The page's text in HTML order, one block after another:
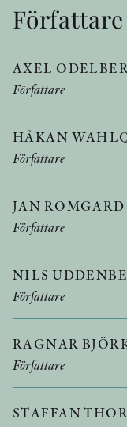
Författare
AXEL
Författare
HÅKAN
Författare
JAN ROMGARD
Författare
NILS
Författare
RAGNAR
Författare
STAFFAN